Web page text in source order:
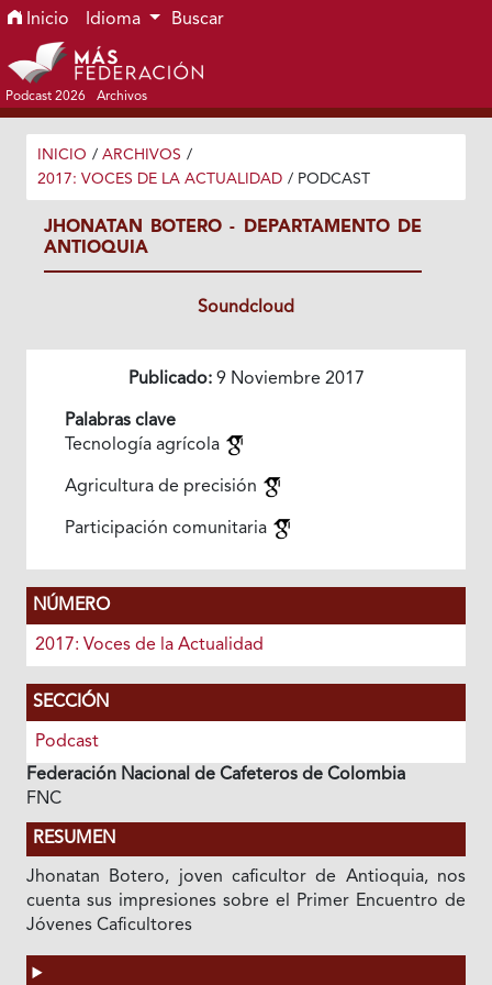
Ir al menú de navegación principal
Ir al contenido principal
Ir al pie de página del sitio
Inicio Idioma Buscar
Podcast 2026 Archivos
INICIO / ARCHIVOS /
2017: VOCES DE LA ACTUALIDAD / PODCAST
JHONATAN BOTERO - DEPARTAMENTO DE
ANTIOQUIA
Soundcloud
Publicado:9 Noviembre 2017
Palabras clave
Tecnología agrícola
Agricultura de precisión
Participación comunitaria
NÚMERO
2017: Voces de la Actualidad
SECCIÓN
Podcast
Federación Nacional de Cafeteros de Colombia
FNC
RESUMEN
Jhonatan Botero, joven caficultor de Antioquia, nos
cuenta sus impresiones sobre el Primer Encuentro de
Jóvenes Caficultores